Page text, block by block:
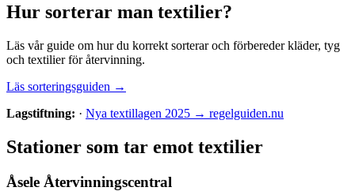
Hur sorterar man textilier?
Läs vår guide om hur du korrekt sorterar och förberederkläder, tyg
och textilierför återvinning.
Läs sorteringsguiden →
Lagstiftning: · Nya textillagen 2025 → regelguiden.nu
Stationer som tar emot textilier
Åsele Återvinningscentral